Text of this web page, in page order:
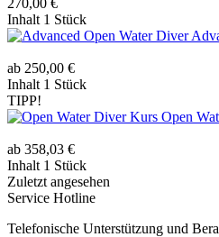
Inhalt 1 Stück
ab 250,00 €
Inhalt 1 Stück
TIPP!
Open
ab 358,03 €
Inhalt 1 Stück
Zuletzt angesehen
Service Hotline
Telefonische Unterstützung und